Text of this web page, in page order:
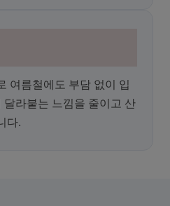
여름철에도 부담 없이 입
달라붙는 느낌을 줄이고 산
다.